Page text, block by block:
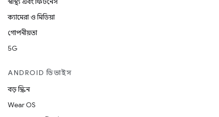
ক্যামেরা ও মিডিয়া
গোপনীয়তা
5G
ANDROID ডিভাইস
বড় স্ক্রিন
Wear OS